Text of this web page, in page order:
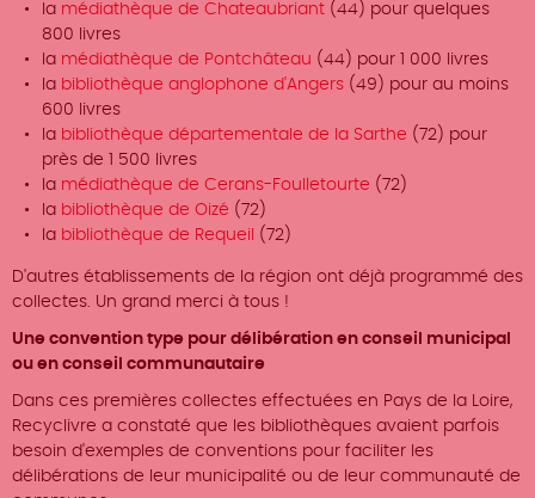
la médiathèque de Chateaubriant (44) pour quelques
800 livres
la médiathèque de Pontchâteau (44) pour 1 000 livres
la bibliothèque anglophone d'Angers (49) pour au moins
600 livres
la bibliothèque départementale de la Sarthe (72) pour
près de 1 500 livres
la médiathèque de Cerans-Foulletourte (72)
la bibliothèque de Oizé (72)
la bibliothèque de Requeil (72)
D'autres établissements de la région ont déjà programmé des
collectes. Un grand merci à tous !
Une convention type pour délibération en conseil municipal
ou en conseil communautaire
Dans ces premières collectes effectuées en Pays de la Loire,
Recyclivre a constaté que les bibliothèques avaient parfois
besoin d'exemples de conventions pour faciliter les
délibérations de leur municipalité ou de leur communauté de